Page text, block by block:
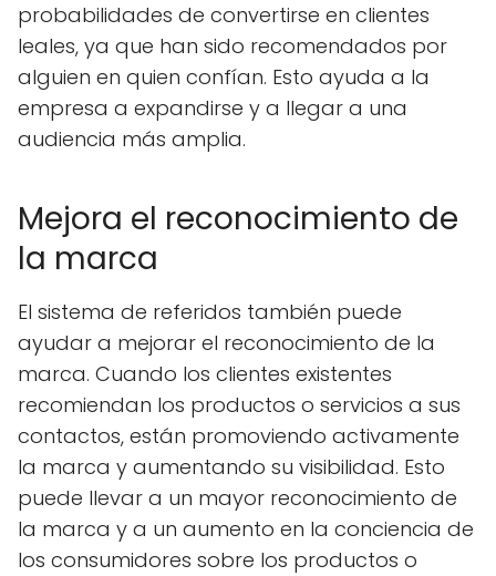
probabilidades de convertirse en clientes
leales, ya que han sido recomendados por
alguien en quien confían. Esto ayuda a la
empresa a expandirse y a llegar a una
audiencia más amplia.
Mejora el reconocimiento de
la marca
El sistema de referidos también puede
ayudar a mejorar el reconocimiento de la
marca. Cuando los clientes existentes
recomiendan los productos o servicios a sus
contactos, están promoviendo activamente
la marca y aumentando su visibilidad. Esto
puede llevar a un mayor reconocimiento de
la marca y a un aumento en la conciencia de
los consumidores sobre los productos o